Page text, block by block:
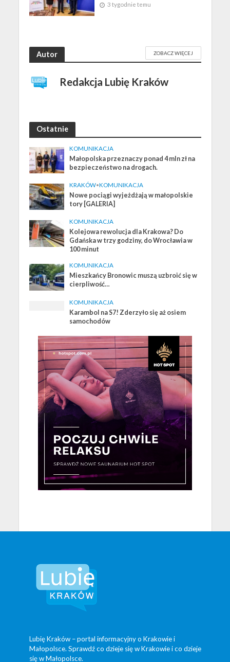
3 tygodnie temu
Autor ZOBACZ WIĘCEJ
Redakcja Lubię Kraków
Ostatnie
KOMUNIKACJA
Małopolska przeznaczy ponad 4 mln zł na
bezpieczeństwo na drogach.
KRAKÓW•KOMUNIKACJA
Nowe pociągi wyjeżdżają w małopolskie
tory [GALERIA]
KOMUNIKACJA
Kolejowa rewolucja dla Krakowa? Do
Gdańska w trzy godziny, do Wrocławia w
100 minut
KOMUNIKACJA
Mieszkańcy Bronowic muszą uzbroić się w
cierpliwość…
KOMUNIKACJA
Karambol na S7! Zderzyło się aż osiem
samochodów
Lubię Kraków – portal informacyjny o Krakowie i
Małopolsce. Sprawdź co dzieje się w Krakowie i co dzieje
się w Małopolsce.